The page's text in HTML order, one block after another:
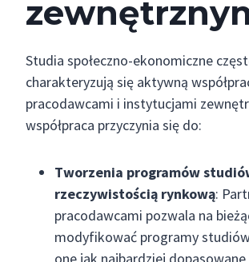
Studia społeczno-ekonomiczne
charakteryzują się aktywną
pracodawcami i instytucjami
współpraca przyczynia się do:
Tworzenia programów
rzeczywistością rynkową:
pracodawcami pozwala na
modyfikować programy
one jak najbardziej